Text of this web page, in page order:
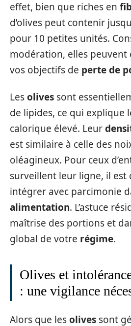
effet, bien que riches en
d’olives peut contenir
pour 10 petites unités.
modération, elles
vos objectifs de perte de
Lesolives sont
de lipides, ce qui explique
calorique élevé. Leur
est similaire à celle des
oléagineux. Pour ceux
surveillent leur ligne, il est
intégrer avec parcimonie
alimentation. L’astuce
maîtrise des portions et
global de votre régime.
Olives et
: une vigilance
Alors que lesolives sont